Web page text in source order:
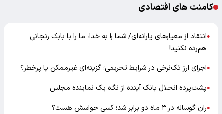
کامنت های اقتصادی
●انتقاد از معیارهای یارانه‌ای/ شما را به خدا، ما را با بابک زنجانی
هم‌رده نکنید!
●اجرای ارز تک‌نرخی در شرایط تحریمی؛ گزینه‌ای غیرممکن یا پرخطر؟
●پشت‌پرده انحلال بانک آینده از نگاه یک نماینده مجلس
●ران گوساله در ۳ ماه دو برابر شد؛ کسی حواسش هست؟